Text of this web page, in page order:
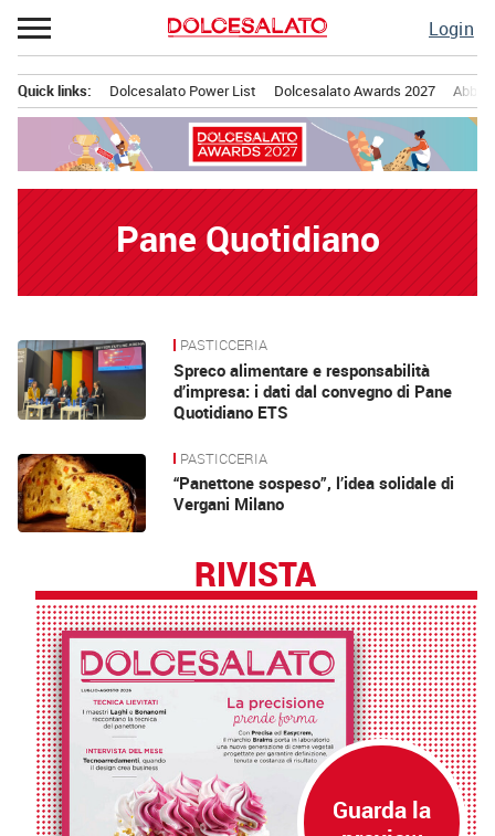
Passa
al
Login
principale
Quick links: Dolcesalato Power List Dolcesalato Awards 2027
Pane Quotidiano
News PASTICCERIA
Spreco alimentare e responsabilità
d’impresa: i dati dal convegno di Pane
Quotidiano ETS
PASTICCERIA
“Panettone sospeso”, l’idea solidale di
Vergani Milano
RIVISTA